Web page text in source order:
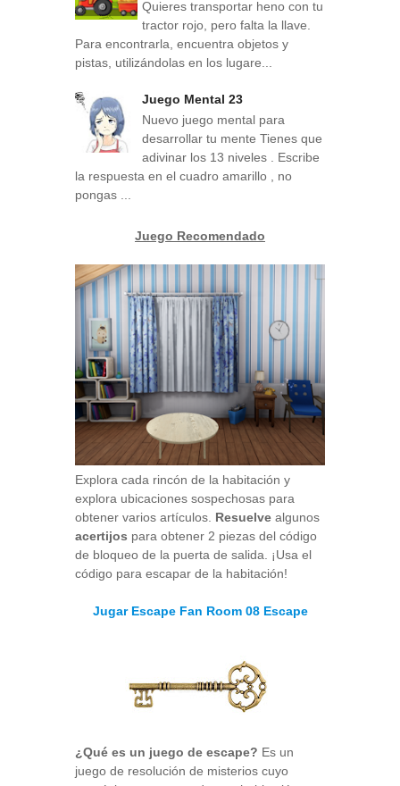
Quieres transportar heno con tu
tractor rojo, pero falta la llave.
Para encontrarla, encuentra objetos y
pistas, utilizándolas en los lugare...
Juego Mental 23
Nuevo juego mental para
desarrollar tu mente Tienes que
adivinar los 13 niveles . Escribe
la respuesta en el cuadro amarillo , no
pongas ...
Juego Recomendado
Explora cada rincón de la habitación y
explora ubicaciones sospechosas para
obtener varios artículos. Resuelve algunos
acertijos para obtener 2 piezas del código
de bloqueo de la puerta de salida. ¡Usa el
código para escapar de la habitación!
Jugar Escape Fan Room 08 Escape
¿Qué es un juego de escape? Es un
juego de resolución de misterios cuyo